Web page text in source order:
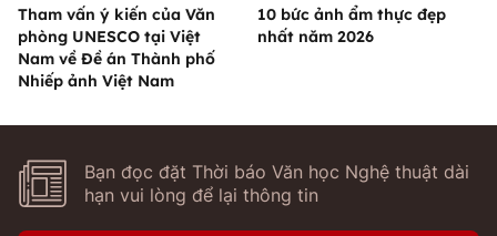
Tham vấn ý kiến của Văn
phòng UNESCO tại Việt
Nam về Đề án Thành phố
Nhiếp ảnh Việt Nam
10 bức ảnh ẩm thực đẹp
nhất năm 2026
Bạn đọc đặt Thời báo Văn học Nghệ thuật dài
hạn vui lòng để lại thông tin